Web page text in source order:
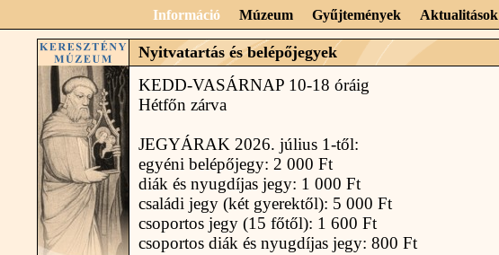
Információ Múzeum Gyűjtemények Aktualitások
Nyitvatartás és belépőjegyek
KEDD-VASÁRNAP 10-18 óráig
Hétfőn zárva
JEGYÁRAK 2026. július 1-től:
egyéni belépőjegy: 2 000 Ft
diák és nyugdíjas jegy: 1 000 Ft
családi jegy (két gyerektől): 5 000 Ft
csoportos jegy (15 főtől): 1 600 Ft
csoportos diák és nyugdíjas jegy: 800 Ft